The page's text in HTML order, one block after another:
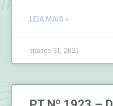
LEIA MAIS »
março 31, 2021